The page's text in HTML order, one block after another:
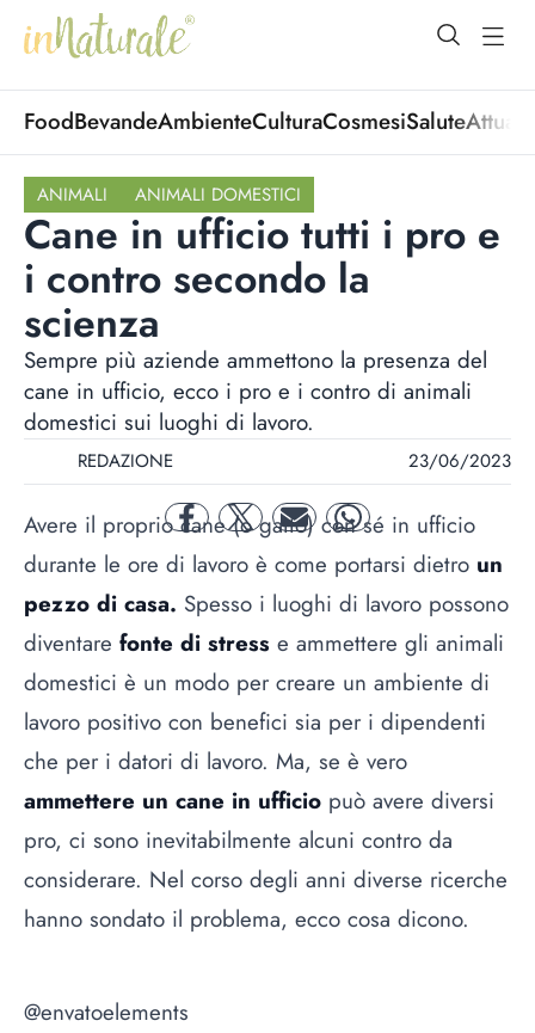
open
FoodBevandeAmbienteCulturaCosmesiSalute
ANIMALI ANIMALI DOMESTICI
Cane in ufficio tutti i pro e
i contro secondo la
scienza
Sempre più aziende ammettono la presenza del
cane in ufficio, ecco i pro e i contro di animali
domestici sui luoghi di lavoro.
REDAZIONE 23/06/2023
facebooktwitter mail whatsapp
Avere il proprio cane (o gatto) con sé in ufficio
durante le ore di lavoro è come portarsi dietro un
pezzo di casa. Spesso i luoghi di lavoro possono
diventare fonte di stress e ammettere gli animali
domestici è un modo per creare un ambiente di
lavoro positivo con benefici sia per i dipendenti
che per i datori di lavoro. Ma, se è vero
ammettere un cane in ufficio può avere diversi
pro, ci sono inevitabilmente alcuni contro da
considerare. Nel corso degli anni diverse ricerche
hanno sondato il problema, ecco cosa dicono.
@envatoelements